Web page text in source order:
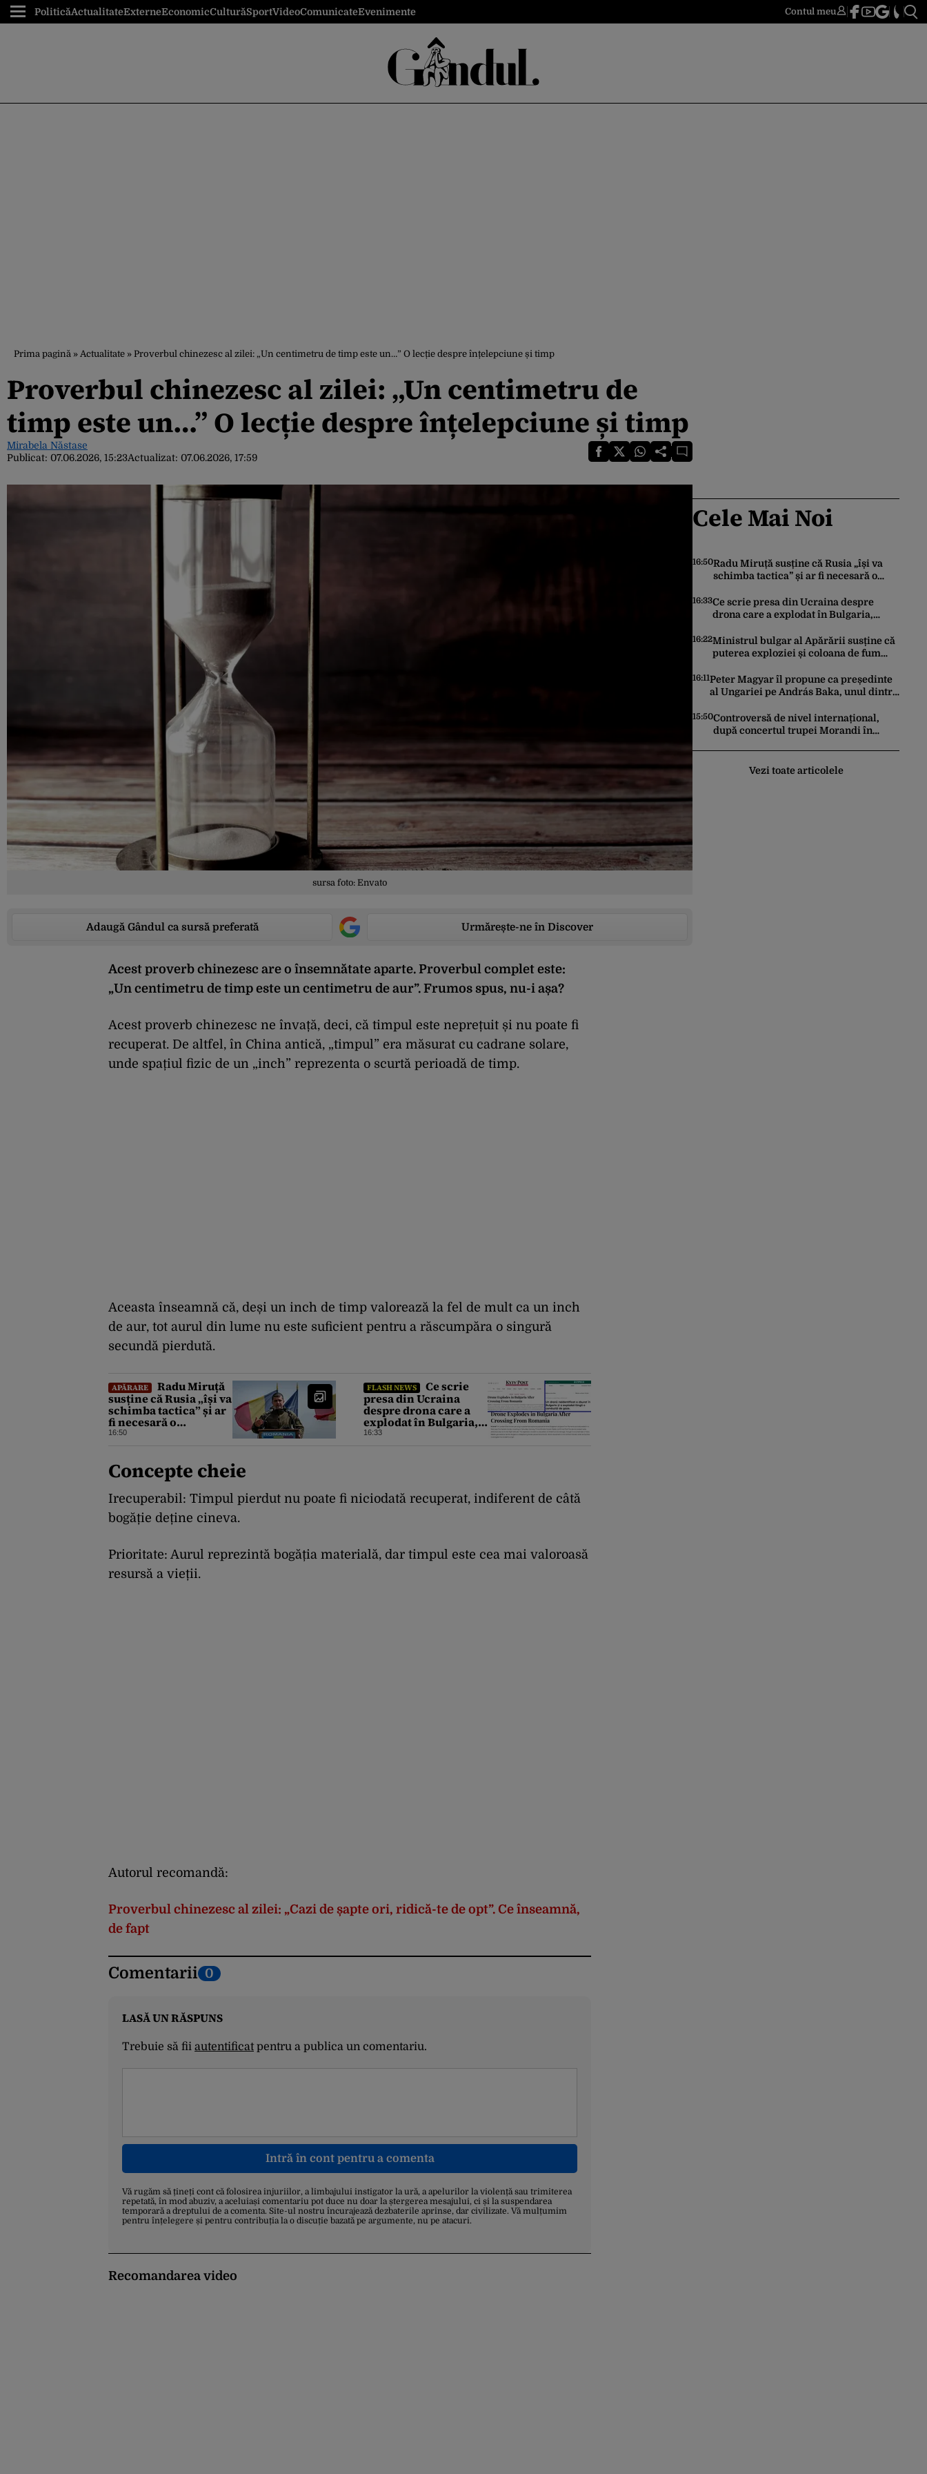
PoliticăActualitateExterneEconomicCulturăSportVideoComunicateEvenimente Contul meu
Prima pagină » Actualitate » Proverbul chinezesc al zilei: „Un centimetru de timp este un…” O lecție despre înțelepciune și timp
Proverbul chinezesc al zilei: „Un centimetru de
timp este un…” O lecție despre înțelepciune și timp
Mirabela Năstase
Publicat: 07.06.2026, 15:23Actualizat: 07.06.2026, 17:59
sursa foto: Envato
Adaugă Gândul ca sursă preferată Urmărește-ne în Discover
Acest proverb chinezesc are o însemnătate aparte. Proverbul complet este:
„Un centimetru de timp este un centimetru de aur”. Frumos spus, nu-i așa?
Acest proverb chinezesc ne învață, deci, că timpul este neprețuit și nu poate fi
recuperat. De altfel, în China antică, „timpul” era măsurat cu cadrane solare,
unde spațiul fizic de un „inch” reprezenta o scurtă perioadă de timp.
Aceasta înseamnă că, deși un inch de timp valorează la fel de mult ca un inch
de aur, tot aurul din lume nu este suficient pentru a răscumpăra o singură
secundă pierdută.
APĂRARE
Radu Miruță
susține că Rusia „își va
schimba tactica” și ar
fi necesară o
„readaptare”: „Dacă
pace”
16:50
FLASH NEWS
Ce scrie
presa din Ucraina
despre drona care a
explodat în Bulgaria,
lângă granița cu
16:33
Concepte cheie
Irecuperabil: Timpul pierdut nu poate fi niciodată recuperat, indiferent de câtă
bogăție deține cineva.
Prioritate: Aurul reprezintă bogăția materială, dar timpul este cea mai valoroasă
resursă a vieții.
Autorul recomandă:
Proverbul chinezesc al zilei: „Cazi de șapte ori, ridică-te de opt”. Ce înseamnă,
de fapt
Comentarii 0
LASĂ UN RĂSPUNS
Trebuie să fii autentificatpentru a publica un comentariu.
Intră în cont pentru a comenta
Vă rugăm să țineți cont că folosirea injuriilor, a limbajului instigator la ură, a apelurilor la violență sau trimiterea
repetată, în mod abuziv, a aceluiași comentariu pot duce nu doar la ștergerea mesajului, ci și la suspendarea
temporară a dreptului de a comenta. Site-ul nostru încurajează dezbaterile aprinse, dar civilizate. Vă mulțumim
pentru înțelegere și pentru contribuția la o discuție bazată pe argumente, nu pe atacuri.
Recomandarea video
Cele Mai Noi
16:50Radu Miruță susține că Rusia „își va
schimba tactica” și ar fi necesară o
nu mai suntem pe timp de pace”
16:33Ce scrie presa din Ucraina despre
drona care a explodat în Bulgaria,
16:22Ministrul bulgar al Apărării susține că
puterea exploziei și coloana de fum
semnificativă de exploziv
16:11Peter Magyar îl propune ca președinte
al Ungariei pe András Baka, unul dintre
15:50Controversă de nivel internațional,
după concertul trupei Morandi în
Vezi toate articolele